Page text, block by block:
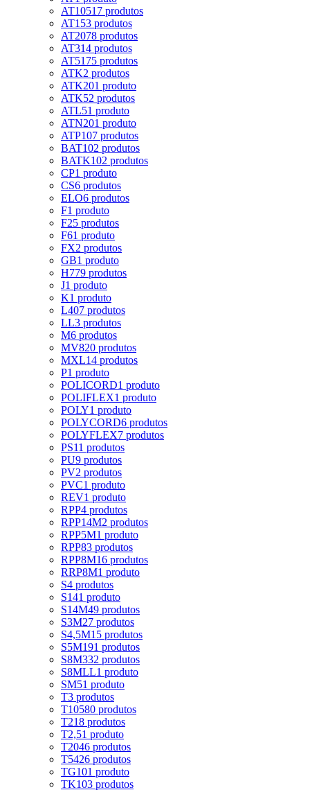
AT10517 produtos
AT153 produtos
AT2078 produtos
AT314 produtos
AT5175 produtos
ATK2 produtos
ATK201 produto
ATK52 produtos
ATL51 produto
ATN201 produto
ATP107 produtos
BAT102 produtos
BATK102 produtos
CP1 produto
CS6 produtos
ELO6 produtos
F1 produto
F25 produtos
F61 produto
FX2 produtos
GB1 produto
H779 produtos
J1 produto
K1 produto
L407 produtos
LL3 produtos
M6 produtos
MV820 produtos
MXL14 produtos
P1 produto
POLICORD1 produto
POLIFLEX1 produto
POLY1 produto
POLYCORD6 produtos
POLYFLEX7 produtos
PS11 produtos
PU9 produtos
PV2 produtos
PVC1 produto
REV1 produto
RPP4 produtos
RPP14M2 produtos
RPP5M1 produto
RPP83 produtos
RPP8M16 produtos
RRP8M1 produto
S4 produtos
S141 produto
S14M49 produtos
S3M27 produtos
S4,5M15 produtos
S5M191 produtos
S8M332 produtos
S8MLL1 produto
SM51 produto
T3 produtos
T10580 produtos
T218 produtos
T2,51 produto
T2046 produtos
T5426 produtos
TG101 produto
TK103 produtos